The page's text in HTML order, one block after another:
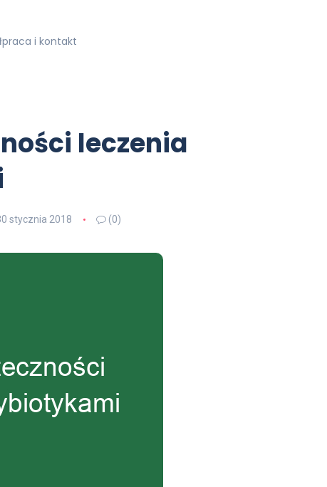
i kontakt
leczenia
stycznia 2018 (0)